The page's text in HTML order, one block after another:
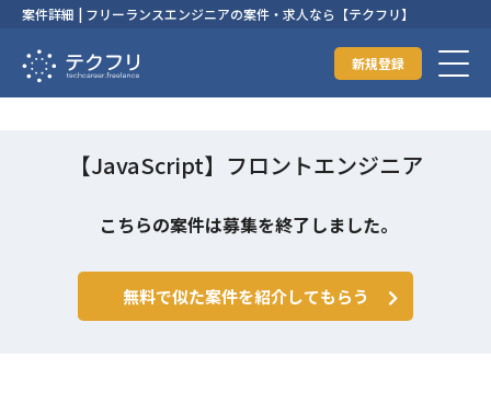
案件詳細 | フリーランスエンジニアの案件・求人なら【テクフリ】
新規登録
【JavaScript】フロントエンジニア
こちらの案件は募集を終了しました。
無料で似た案件を紹介してもらう